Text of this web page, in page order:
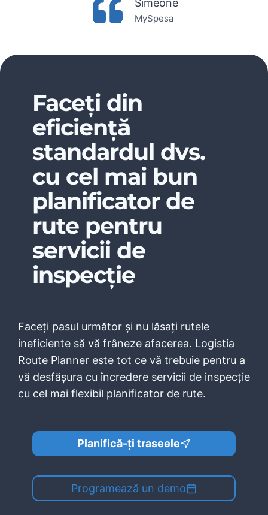
Simeone
MySpesa
Faceți din
eficiență
standardul dvs.
cu cel mai bun
planificator de
rute pentru
servicii de
inspecție
Faceți pasul următor și nu lăsați rutele
ineficiente să vă frâneze afacerea. Logistia
Route Planner este tot ce vă trebuie pentru a
vă desfășura cu încredere servicii de inspecție
cu cel mai flexibil planificator de rute.
Planifică-ți traseele
Programează un demo